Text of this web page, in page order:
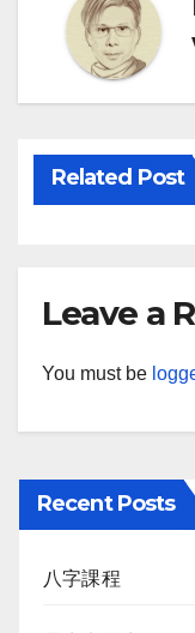
Related Post
Leave a
You must be
Recent Posts
八字課程